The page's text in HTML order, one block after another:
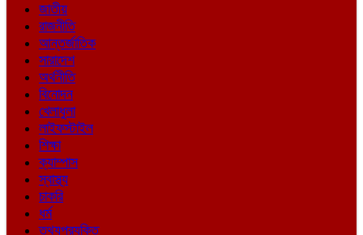
জাতীয়
রাজনীতি
আন্তর্জাতিক
সারাদেশ
অর্থনীতি
বিনোদন
খেলাধুলা
লাইফস্টাইল
শিক্ষা
ক্যাম্পাস
স্বাস্থ্য
চাকরি
ধর্ম
তথ্যপ্রযুক্তি